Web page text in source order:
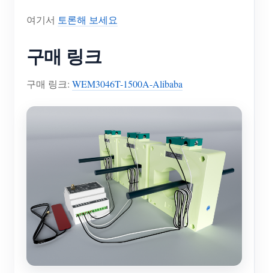
PV 히터 제어 시스템
홈 자동화
문서
튜토리얼 비디오
기여자 프로그램
기여자 센터
IAMMETER 활동
App Store
사이트 탐색
PV 랭킹
솔루션
문의
여기서 토론해 보세요
구매 링크
구매 링크: WEM3046T-1500A-Alibaba